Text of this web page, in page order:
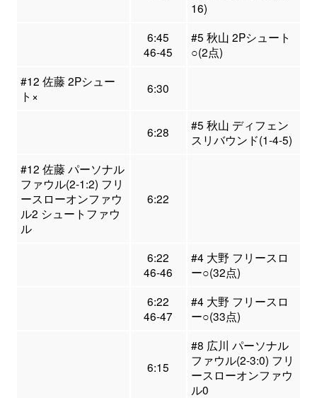
16)
6:45
46-45
#5 秋山 2Pシュート
○(2点)
#12 佐藤 2Pシュー
ト×
6:30
6:28
#5 秋山 ディフェン
スリバウンド(1-4-5)
#12 佐藤 パーソナル
ファウル(2-1:2) フリ
ースローオンファウ
ル2 シュートファウ
ル
6:22
6:22
46-46
#4 大野 フリースロ
ー○(32点)
6:22
46-47
#4 大野 フリースロ
ー○(33点)
6:15
#8 広川 パーソナル
ファウル(2-3:0) フリ
ースローオンファウ
ル0